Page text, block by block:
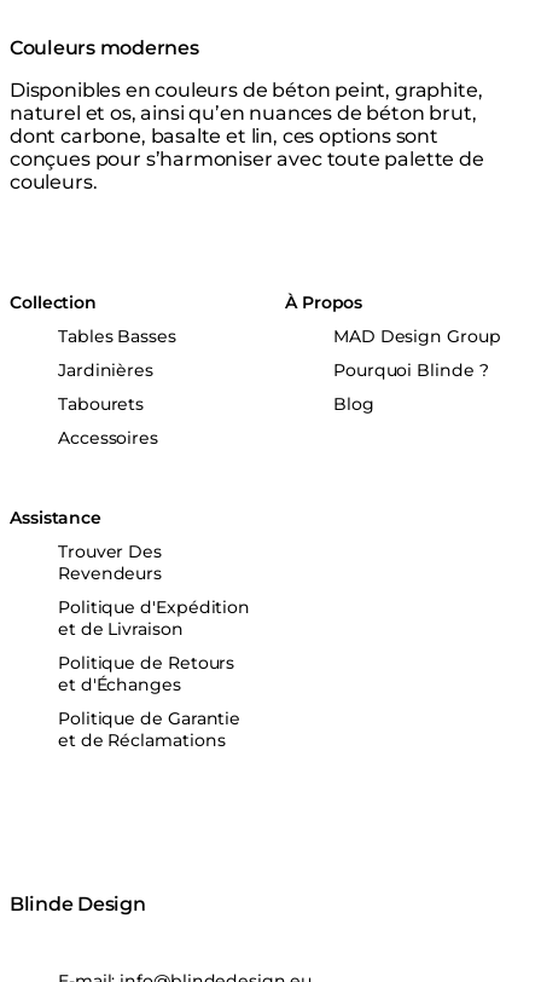
Couleurs modernes
Disponibles en couleurs de béton peint, graphite,
naturel et os, ainsi qu’en nuances de béton brut,
dont carbone, basalte et lin, ces options sont
conçues pour s’harmoniser avec toute palette de
couleurs.
Collection
Tables Basses
Jardinières
Tabourets
Accessoires
À Propos
MAD Design Group
Pourquoi Blinde ?
Blog
Assistance
Trouver Des
Revendeurs
Politique d'Expédition
et de Livraison
Politique de Retours
et d'Échanges
Politique de Garantie
et de Réclamations
Blinde Design